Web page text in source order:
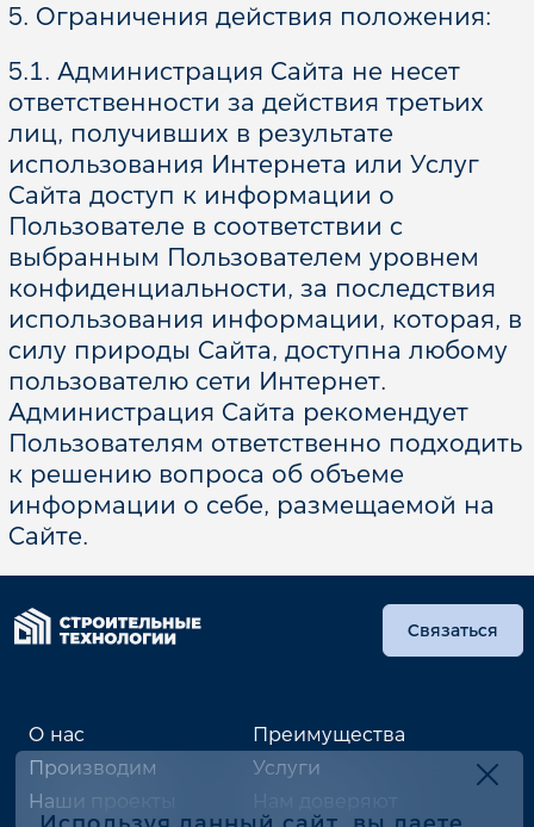
5. Ограничения действия положения:
5.1. Администрация Сайта не несет
ответственности за действия третьих
лиц, получивших в результате
использования Интернета или Услуг
Сайта доступ к информации о
Пользователе в соответствии с
выбранным Пользователем уровнем
конфиденциальности, за последствия
использования информации, которая, в
силу природы Сайта, доступна любому
пользователю сети Интернет.
Администрация Сайта рекомендует
Пользователям ответственно подходить
к решению вопроса об объеме
информации о себе, размещаемой на
Сайте.
Связаться
О нас
Преимущества
Производим
Услуги
Наши проекты
Нам доверяют